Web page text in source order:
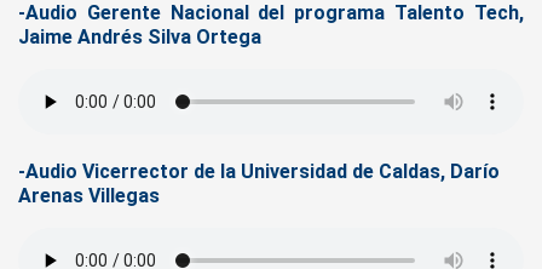
-Audio Gerente Nacional del programa Talento Tech,
Jaime Andrés Silva Ortega
-Audio Vicerrector de la Universidad de Caldas, Darío
Arenas Villegas